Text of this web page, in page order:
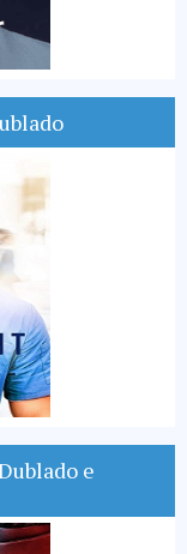
e